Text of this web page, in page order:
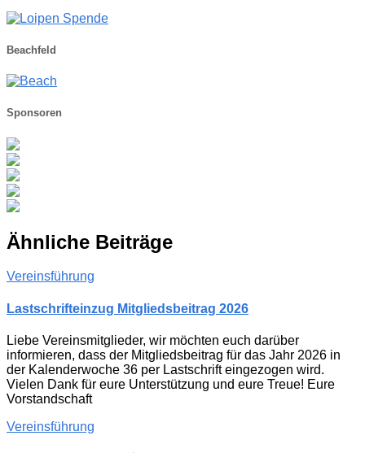
Beachfeld
Sponsoren
Ähnliche Beiträge
Vereinsführung
Lastschrifteinzug Mitgliedsbeitrag 2026
Liebe Vereinsmitglieder, wir möchten euch darüber
informieren, dass der Mitgliedsbeitrag für das Jahr 2026 in
der Kalenderwoche 36 per Lastschrift eingezogen wird.
Vielen Dank für eure Unterstützung und eure Treue! Eure
Vorstandschaft
Vereinsführung